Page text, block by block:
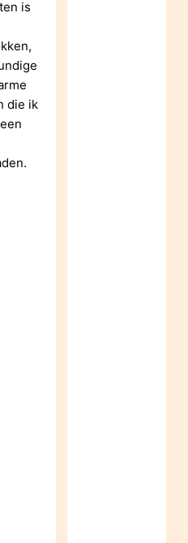
is
die ik